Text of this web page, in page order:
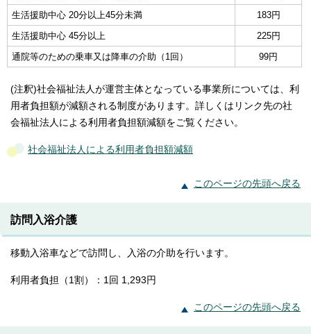
生活援助中心 20分以上45分未満
183円
生活援助中心 45分以上
225円
通院等のための乗車又は降車の介助（1回）
99円
(注釈)社会福祉法人が運営主体となっている事業所については、利
用者負担額が減額される制度があります。詳しくはリンク先の社
会福祉法人による利用者負担額減額をご覧ください。
社会福祉法人による利用者負担額減額
このページの先頭へ戻る
訪問入浴介護
移動入浴車などで訪問し、入浴の介助を行います。
利用者負担（1割）：1回 1,293円
このページの先頭へ戻る